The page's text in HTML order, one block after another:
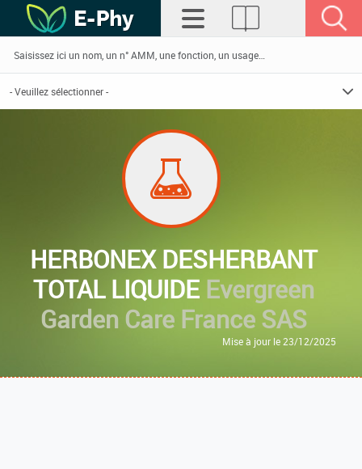
HERBONEX DESHERBANT
TOTAL LIQUIDE Evergreen
Garden Care France SAS
Mise à jour le 23/12/2025